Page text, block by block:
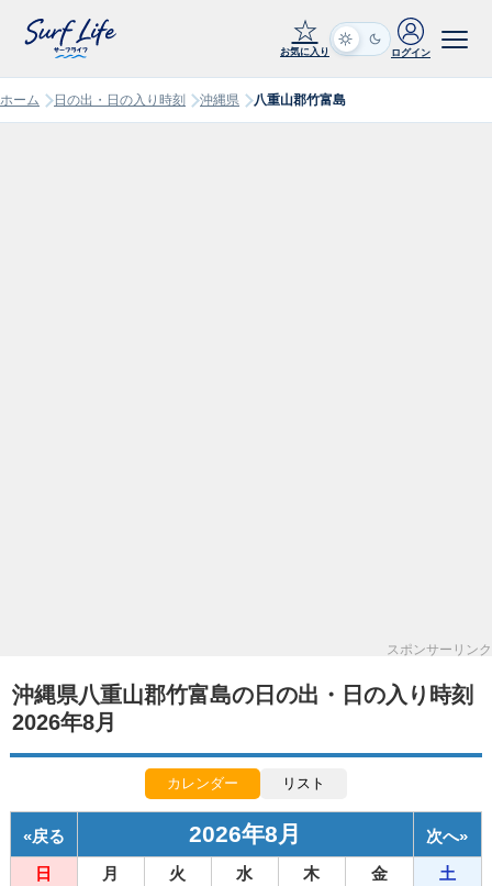
☆
お気に入り ログイン
ホーム 日の出・日の入り時刻 沖縄県 八重山郡竹富島
スポンサーリンク
沖縄県八重山郡竹富島の日の出・日の入り時刻
2026年8月
カレンダー リスト
«戻る 2026年8月 次へ»
日
月 火 水 木 金 土